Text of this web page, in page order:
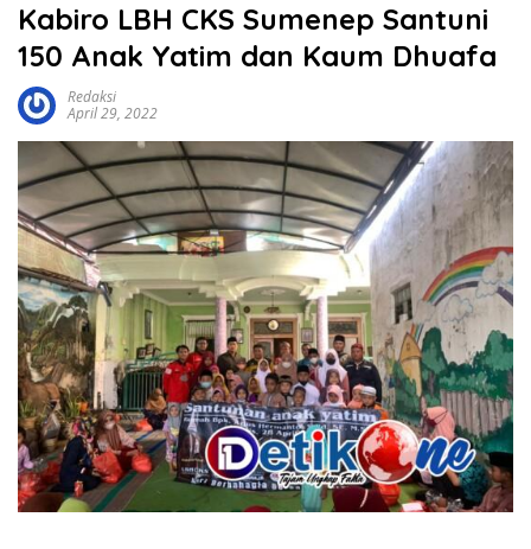
Kabiro LBH CKS Sumenep Santuni
150 Anak Yatim dan Kaum Dhuafa
Redaksi
April 29, 2022